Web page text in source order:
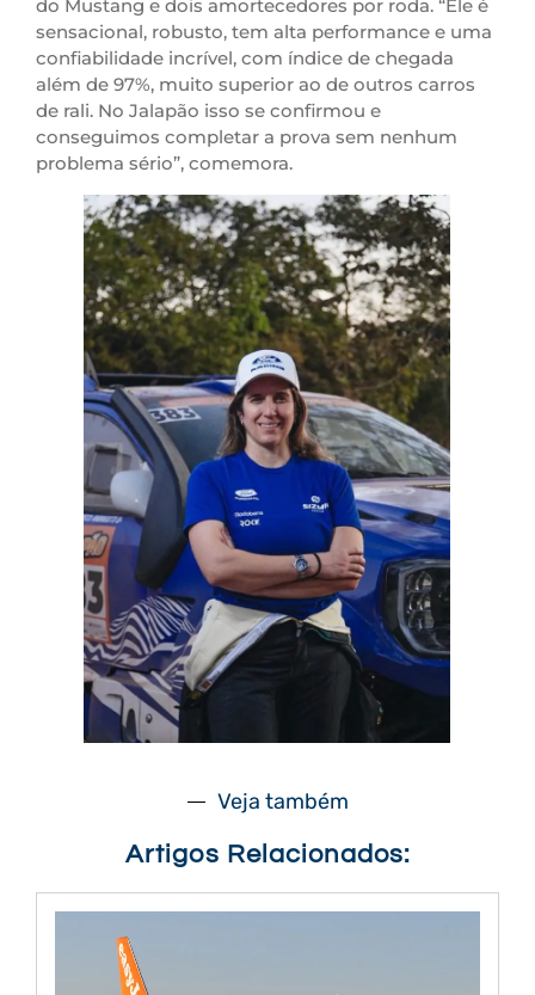
do Mustang e dois amortecedores por roda. “Ele é
sensacional, robusto, tem alta performance e uma
confiabilidade incrível, com índice de chegada
além de 97%, muito superior ao de outros carros
de rali. No Jalapão isso se confirmou e
conseguimos completar a prova sem nenhum
problema sério”, comemora.
Veja também
Artigos Relacionados: